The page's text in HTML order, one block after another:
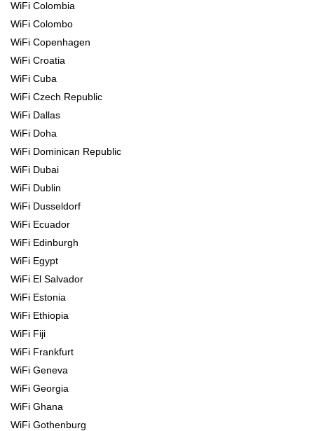
WiFi Colombia
WiFi Colombo
WiFi Copenhagen
WiFi Croatia
WiFi Cuba
WiFi Czech Republic
WiFi Dallas
WiFi Doha
WiFi Dominican Republic
WiFi Dubai
WiFi Dublin
WiFi Dusseldorf
WiFi Ecuador
WiFi Edinburgh
WiFi Egypt
WiFi El Salvador
WiFi Estonia
WiFi Ethiopia
WiFi Fiji
WiFi Frankfurt
WiFi Geneva
WiFi Georgia
WiFi Ghana
WiFi Gothenburg